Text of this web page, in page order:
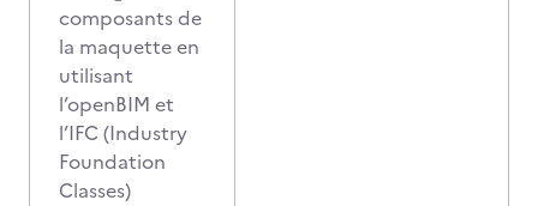
composants de
la maquette en
utilisant
l’openBIM et
l’IFC (Industry
Foundation
Classes)